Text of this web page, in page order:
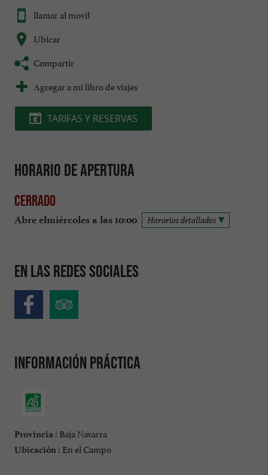
llamar al movil
Ubicar
Compartir
Agregar a mi libro de viajes
TARIFAS Y RESERVAS
Horario de apertura
Cerrado
Abre elmiércoles a las 10:00 Horarios detallados
En las redes sociales
Información práctica
Provincia : Baja Navarra
Ubicación : En el Campo